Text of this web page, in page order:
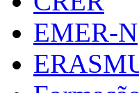
EMER-N